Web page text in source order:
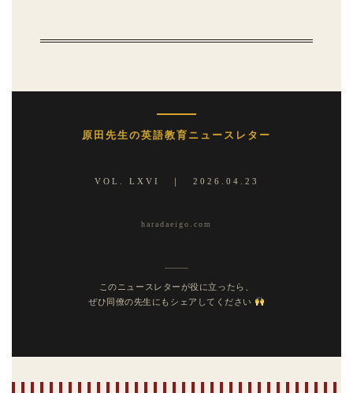
原田先生の英語教育ニュースレター
VOL. LXVI ｜ 2026.04.23
haradaeigo.com
このニュースレターが役に立ったら、
ぜひ同僚の先生にもシェアしてください